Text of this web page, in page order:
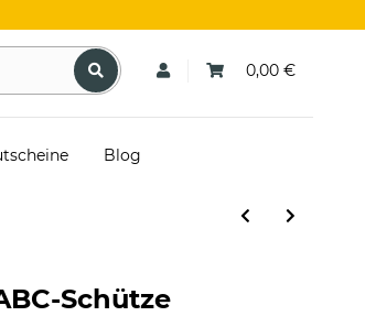
0,00 €
Blog
Schütze